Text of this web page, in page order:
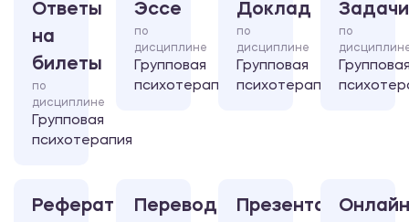
Ответы
на
билеты
по
дисциплине
Групповая
психотерапия
Эссе
по
дисциплине
Групповая
психотерапия
Доклад
по
дисциплине
Групповая
психотерапия
Задачи
по
Реферат Перевод Презентация